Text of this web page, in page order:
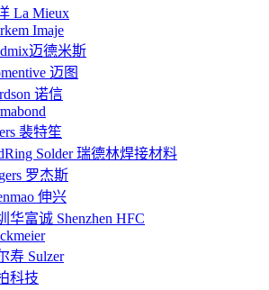
La Mieux
Imaje
迈德米斯
迈图
诺信
裴特笙
Solder 瑞德林焊接材料
罗杰斯
伸兴
华富诚 Shenzhen HFC
寿 Sulzer
科技